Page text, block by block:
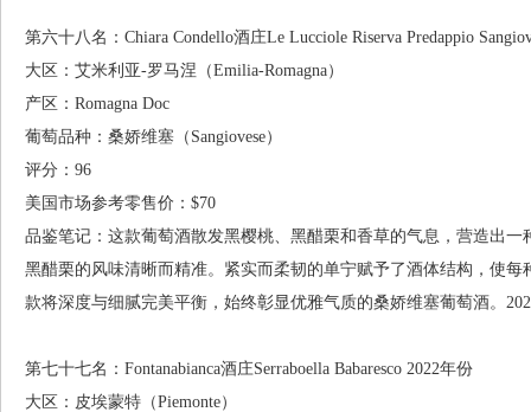
第六十八名：Chiara Condello酒庄Le Lucciole Riserva Predappio
大区：艾米利亚-罗马涅（Emilia-Romagna）
产区：Romagna Doc
葡萄品种：桑娇维塞（Sangiovese）
评分：96
美国市场参考零售价：$70
品鉴笔记：这款葡萄酒散发黑樱桃、黑醋栗和香草的气息，营造出
黑醋栗的风味清晰而精准。紧实而柔韧的单宁赋予了酒体结构，使
款将深度与细腻完美平衡，始终彰显优雅气质的桑娇维塞葡萄酒。
第七十七名：Fontanabianca酒庄Serraboella Babaresco 2022年份
大区：皮埃蒙特（Piemonte）